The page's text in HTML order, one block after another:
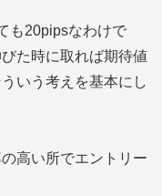
も20pipsなわけで
た時に取れば期待値
いう考えを基本にし
高い所でエントリー